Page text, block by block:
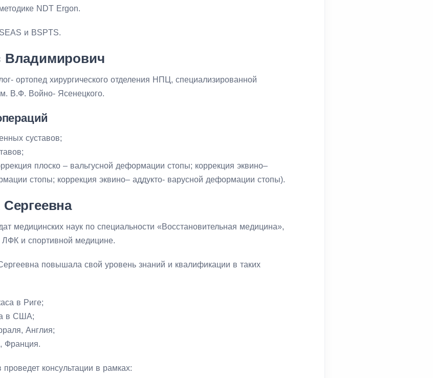
NDT Ergon.
и BSPTS.
Владимирович
ортопед хирургического отделения НПЦ, специализированной
В.Ф. Войно- Ясенецкого.
суставов;
плоско – вальгусной деформации стопы; коррекция эквино–
стопы; коррекция эквино– аддукто- варусной деформации стопы).
медицинских наук по специальности «Восстановительная медицина»,
ЛФК и спортивной медицине.
повышала свой уровень знаний и квалификации в таких
в Риге;
в США;
Англия;
Франция.
консультации в рамках: